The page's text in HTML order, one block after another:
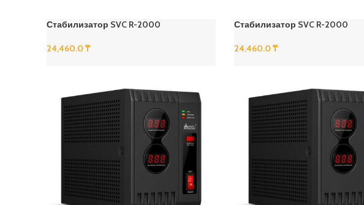
Стабилизатор SVC R-2000
24,460.0 ₸
Стабилизатор SVC R-2000
24,460.0 ₸